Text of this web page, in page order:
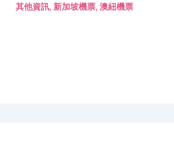
其他資訊, 新加坡機票, 澳紐機票